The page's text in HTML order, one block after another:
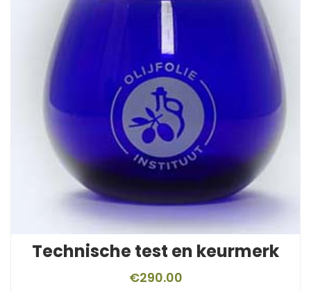
Technische test en keurmerk
€290.00